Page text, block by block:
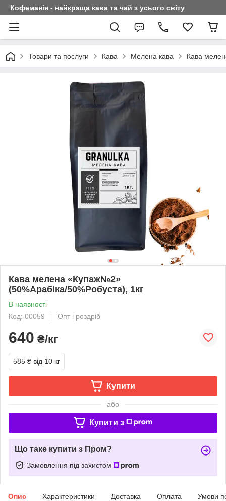
Кофеманія - найкраща кава та чай з усього світу
Товари та послуги Кава Мелена кава Кава
Кава мелена «Купаж№2»
(50%Арабіка/50%Робуста), 1кг
В наявності
Код: 00059
Опт і роздріб
640 ₴/кг
585 ₴ від 10 кг
Купити
або
Купити з
Що таке купити з Пром?
Замовлення під захистом
Опис Характеристики Доставка Оплата Умови